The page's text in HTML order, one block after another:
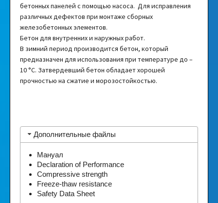
бетонных панелей с помощью насоса. Для исправления
различных дефектов при монтаже сборных
железобетонных элементов.
Бетон для внутренних и наружных работ.
В зимний период производится бетон, который
предназначен для использования при температуре до –
10 °C. Затвердевший бетон обладает хорошей
прочностью на сжатие и морозостойкостью.
Дополнительные файлы
Мануал
Declaration of Performance
Compressive strength
Freeze-thaw resistance
Safety Data Sheet